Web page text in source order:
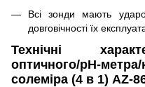
Всі зонди мають
довговічності їх
Технічні
оптичного/рН-метра/
солеміра (4 в 1) AZ-